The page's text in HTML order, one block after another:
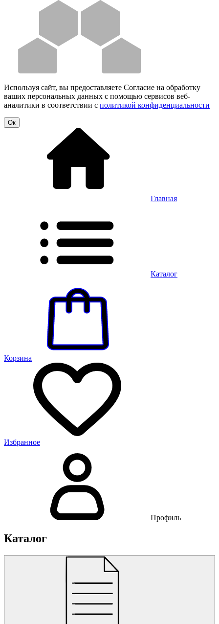
Используя сайт, вы предоставляете Согласие на обработку
ваших персональных данных с помощью сервисов веб-
аналитики в соответствии с политикой конфиденциальности
Oк
Главная
Каталог
Корзина
Избранное
Профиль
Каталог